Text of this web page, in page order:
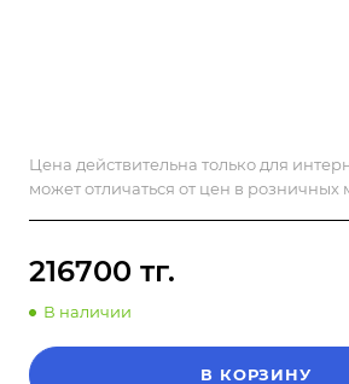
Цена действительна только для
может отличаться от цен в розничных
216700 тг.
В наличии
В КОРЗИНУ